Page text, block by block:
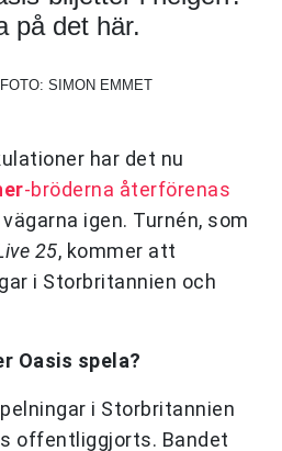
på det här.
SIMON EMMET
har det nu
-bröderna återförenas
igen. Turnén, som
25, kommer att
i Storbritannien och
Oasis spela?
i Storbritannien
offentliggjorts. Bandet